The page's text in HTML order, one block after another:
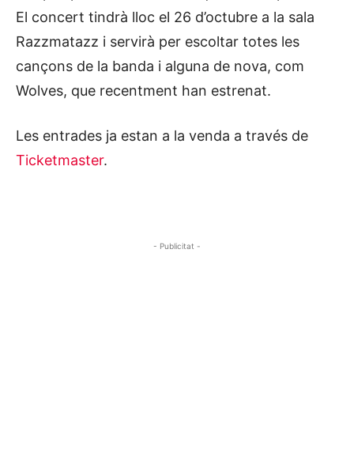
El concert tindrà lloc el 26 d’octubre a la sala
Razzmatazz i servirà per escoltar totes les
cançons de la banda i alguna de nova, com
Wolves, que recentment han estrenat.
Les entrades ja estan a la venda a través de
Ticketmaster.
- Publicitat -